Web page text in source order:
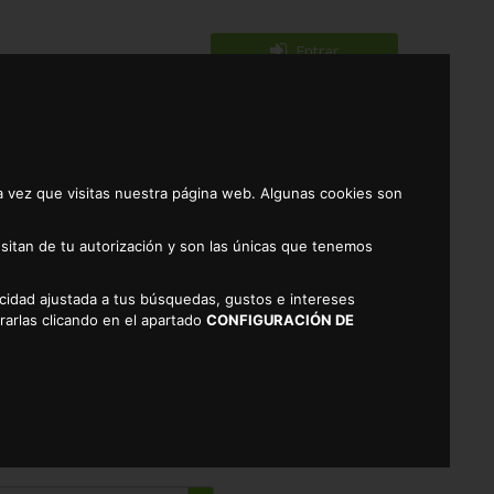
que visitas nuestra página web. Algunas cookies son
de tu autorización y son las únicas que tenemos
ajustada a tus búsquedas, gustos e intereses
clicando en el apartadoCONFIGURACIÓN DE
Entrar
0
ALTEZA 2X143GR